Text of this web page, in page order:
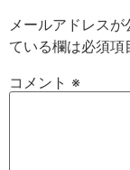
メールアドレスが
ている欄は必須項
コメント ※